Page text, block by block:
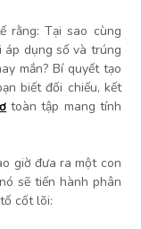
rằng: Tại sao cùng
áp dụng số và trúng
mắn? Bí quyết tạo
biết đối chiếu, kết
toàn tập mang tính
giờ đưa ra một con
sẽ tiến hành phân
cốt lõi: